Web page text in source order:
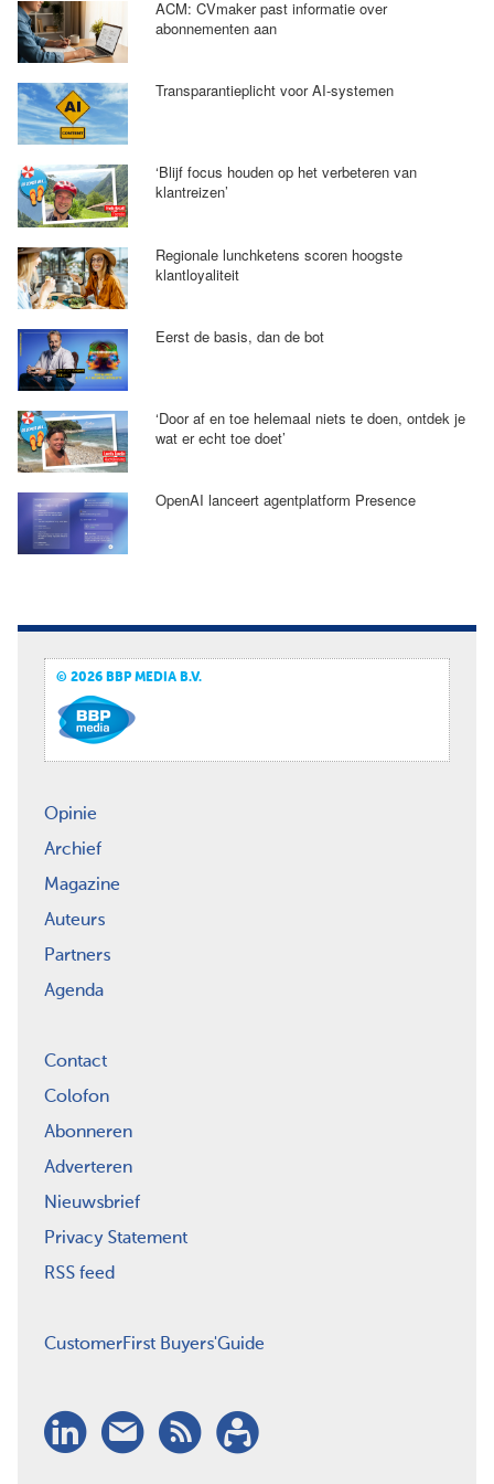
ACM: CVmaker past informatie over
abonnementen aan
Transparantieplicht voor AI-systemen
‘Blijf focus houden op het verbeteren van
klantreizen’
Regionale lunchketens scoren hoogste
klantloyaliteit
Eerst de basis, dan de bot
‘Door af en toe helemaal niets te doen, ontdek je
wat er echt toe doet’
OpenAI lanceert agentplatform Presence
© 2026 BBP MEDIA B.V.
Opinie
Archief
Magazine
Auteurs
Partners
Agenda
Contact
Colofon
Abonneren
Adverteren
Nieuwsbrief
Privacy Statement
RSS feed
CustomerFirst Buyers'Guide
LinkedIn
Nieuwsbrief
RSSAbonneren